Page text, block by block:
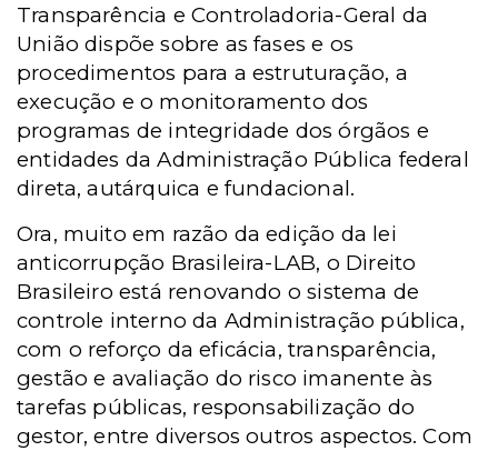
Transparência e Controladoria-Geral da
União dispõe sobre as fases e os
procedimentos para a estruturação, a
execução e o monitoramento dos
programas de integridade dos órgãos e
entidades da Administração Pública federal
direta, autárquica e fundacional.
Ora, muito em razão da edição da lei
anticorrupção Brasileira-LAB, o Direito
Brasileiro está renovando o sistema de
controle interno da Administração pública,
com o reforço da eficácia, transparência,
gestão e avaliação do risco imanente às
tarefas públicas, responsabilização do
gestor, entre diversos outros aspectos. Com